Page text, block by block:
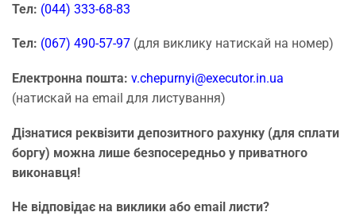
Тел: (044) 333-68-83
Тел: (067) 490-57-97 (для виклику натискай на номер)
Електронна пошта: v.chepurnyi@executor.in.ua
(натискай на email для листування)
Дізнатися реквізити депозитного рахунку (для сплати
боргу) можна лише безпосередньо у приватного
виконавця!
Не відповідає на виклики або email листи?